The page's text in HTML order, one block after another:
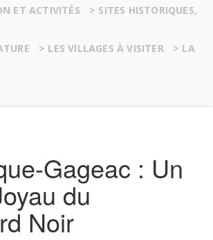
ET ACTIVITÉS > SITES HISTORIQUES,
> LES VILLAGES À VISITER > LA
Gageac : Un
du
Noir